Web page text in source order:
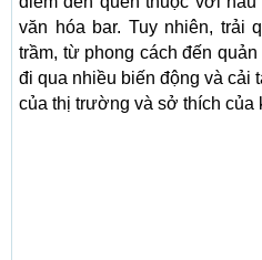
văn hóa bar. Tuy nhiên, trải
trầm, từ phong cách đến
đi qua nhiều biến động và cải
của thị trường và sở thích của